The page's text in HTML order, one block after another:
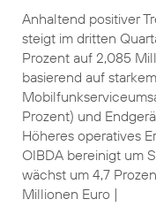
Anhaltend positiver
steigt im dritten
Prozent auf 2,085
basierend auf starkem
Prozent) und
Höheres operatives
OIBDA bereinigt um
wächst um 4,7
Millionen Euro |